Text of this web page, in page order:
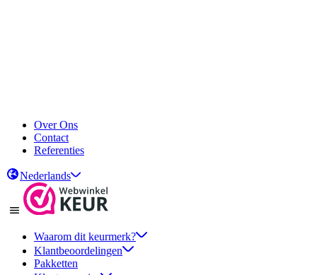
Over Ons
Contact
Referenties
Nederlands
Waarom dit keurmerk?
Klantbeoordelingen
Pakketten